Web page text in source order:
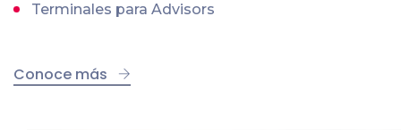
Terminales para Advisors
Conoce más